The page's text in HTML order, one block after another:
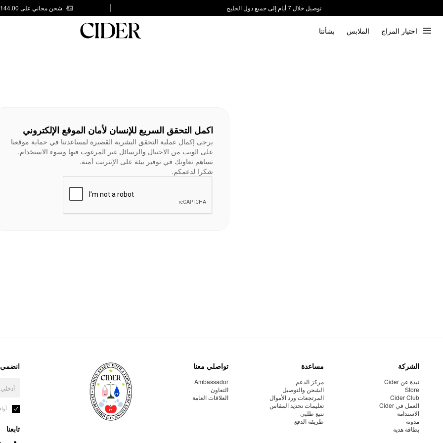
توصيل خلال 7 أيام إلى جميع دول الخليج
شحن مجاني على AED 144.00
اختيار المزاج الملابس بشأننا
اكمل التحقق السريع للإنسان لأمان الموقع الإلكتروني
يرجى إكمال عملية التحقق البشرية القصيرة لمساعدتنا في حماية موقعنا
على الويب من الاحتيال والرسائل غير المرغوب فيها وسوء الاستخدام.
تساهم تعاونك في توفير بيئة على الإنترنت آمنة.
شكرا لدعمكم.
الشركة
نبذة عن Cider
Store
Cider Club
العمل في Cider
الاستدامة
مدونة
بطاقة هدية
مساعدة
مركز الدعم
الشحن والتوصيل
المرتجعات ورد الأموال
تعليمات تحديد المقاس
تتبع طلبي
طريقة الدفع
تواصلي معنا
Ambassador
التعاون
العلاقات العامة
انضمي
تابعنا